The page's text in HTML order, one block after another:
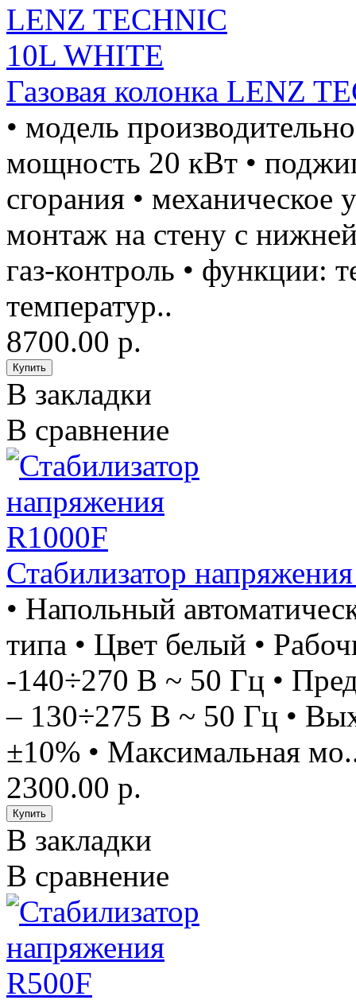
Газовая колонка LENZ
• модель
мощность 20 кВт •
сгорания • механическое
монтаж на стену с
газ-контроль • функции:
температур..
8700.00 р.
В закладки
В сравнение
Стабилизатор
• Напольный
типа • Цвет белый •
-140÷270 В ~ 50 Гц •
– 130÷275 В ~ 50 Гц •
±10% • Максимальная
2300.00 р.
В закладки
В сравнение